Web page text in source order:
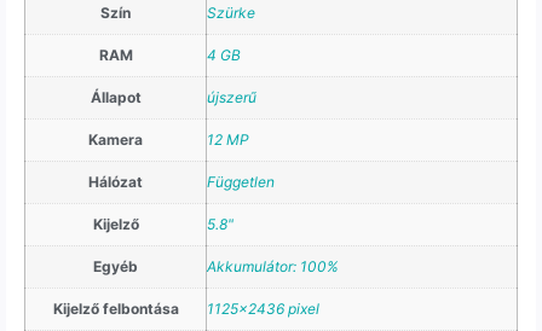
Szín Szürke
RAM 4 GB
Állapot újszerű
Kamera 12 MP
Hálózat Független
Kijelző 5.8"
Egyéb Akkumulátor: 100%
Kijelző felbontása 1125×2436 pixel